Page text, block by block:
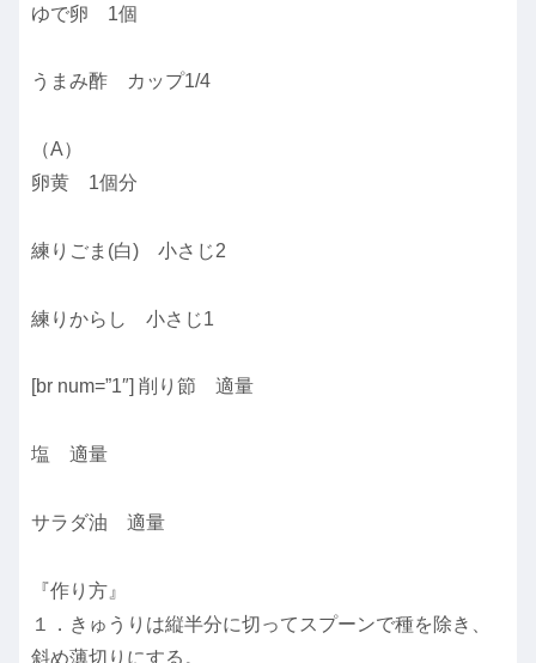
ゆで卵 1個
うまみ酢 カップ1/4
（A）
卵黄 1個分
練りごま(白) 小さじ2
練りからし 小さじ1
[br num=”1″] 削り節 適量
塩 適量
サラダ油 適量
『作り方』
１．きゅうりは縦半分に切ってスプーンで種を除き、
斜め薄切りにする。